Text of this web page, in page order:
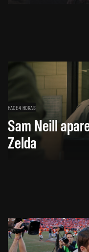
HACE 4 HORAS
Sam Neill
Zelda